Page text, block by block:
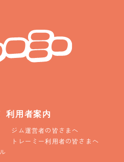
利用者案内
ジム運営者の皆さまへ
トレーミー利用者の皆さまへ